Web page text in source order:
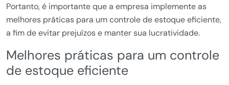
Portanto, é importante que a empresa implemente as
melhores práticas para um controle de estoque eficiente,
a fim de evitar prejuízos e manter sua lucratividade.
Melhores práticas para um controle
de estoque eficiente